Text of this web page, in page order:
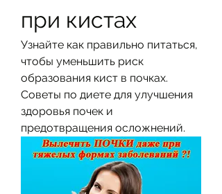
при кистах
Узнайте как правильно питаться,
чтобы уменьшить риск
образования кист в почках.
Советы по диете для улучшения
здоровья почек и
предотвращения осложнений.